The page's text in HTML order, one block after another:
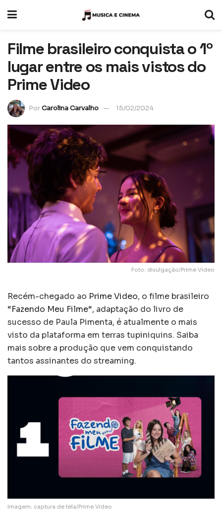
Filme brasileiro conquista o 1º
lugar entre os mais vistos do
Prime Video
PorCarolina Carvalho 15/02/2024
Foto: divulgação/Prime Video
Recém-chegado ao Prime Video, o filme brasileiro
“Fazendo Meu Filme“, adaptação do livro de
sucesso de Paula Pimenta, é atualmente o mais
visto da plataforma em terras tupiniquins. Saiba
mais sobre a produção que vem conquistando
tantos assinantes do streaming.
Imagem: captura de tela/Prime Video